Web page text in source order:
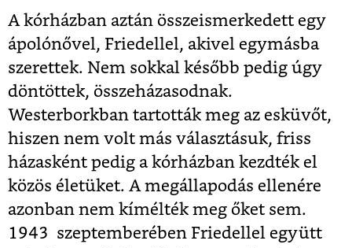
A kórházban aztán összeismerkedett egy
ápolónővel, Friedellel, akivel egymásba
szerettek. Nem sokkal később pedig úgy
döntöttek, összeházasodnak.
Westerborkban tartották meg az esküvőt,
hiszen nem volt más választásuk, friss
házasként pedig a kórházban kezdték el
közös életüket. A megállapodás ellenére
azonban nem kímélték meg őket sem.
1943 szeptemberében Friedellel együtt